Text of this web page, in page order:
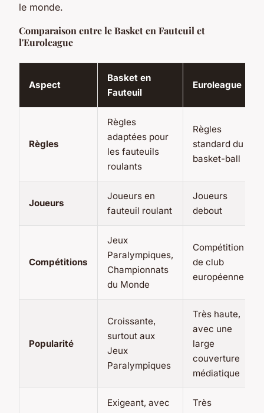
le monde.
Comparaison entre le Basket en Fauteuil et
l'Euroleague
Aspect
Basket en
Fauteuil
Euroleague
Règles
Règles
adaptées pour
les fauteuils
roulants
Règles
standard du
basket-ball
Joueurs
Joueurs en
fauteuil roulant
Joueurs
debout
Compétitions
Jeux
Paralympiques,
Championnats
du Monde
Compétition
de club
européenne
Popularité
Croissante,
surtout aux
Jeux
Paralympiques
Très haute,
avec une
large
couverture
médiatique
Exigeant, avec
Très